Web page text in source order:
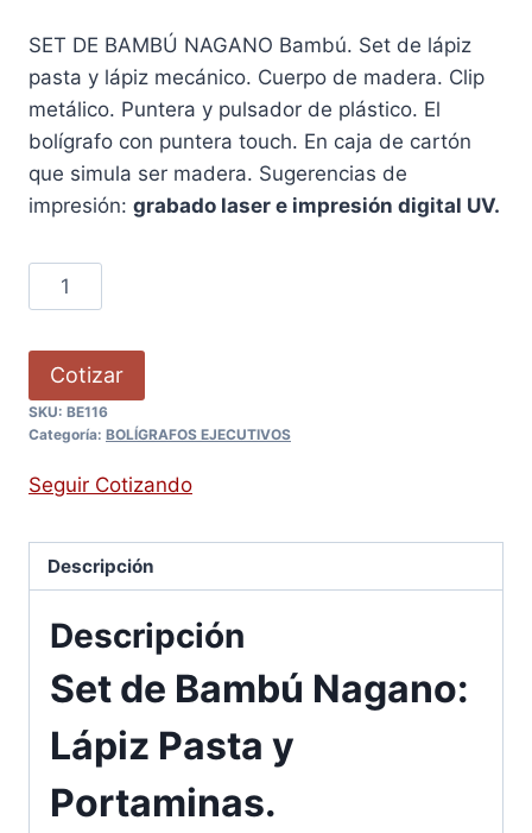
SET DE BAMBÚ NAGANO Bambú. Set de lápiz
pasta y lápiz mecánico. Cuerpo de madera. Clip
metálico. Puntera y pulsador de plástico. El
bolígrafo con puntera touch. En caja de cartón
que simula ser madera. Sugerencias de
impresión: grabado laser e impresión digital UV.
Cotizar
SKU: BE116
Categoría: BOLÍGRAFOS EJECUTIVOS
Seguir Cotizando
Descripción
Descripción
Set de Bambú Nagano:
Lápiz Pasta y
Portaminas.